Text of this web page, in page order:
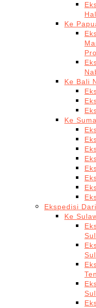
Ke
Ke Bali
Ke
Ekspedisi
Ke